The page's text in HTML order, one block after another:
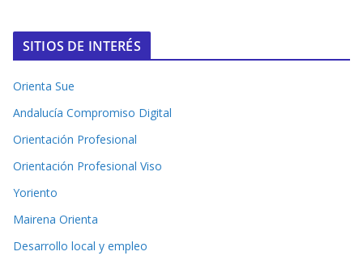
SITIOS DE INTERÉS
Orienta Sue
Andalucía Compromiso Digital
Orientación Profesional
Orientación Profesional Viso
Yoriento
Mairena Orienta
Desarrollo local y empleo